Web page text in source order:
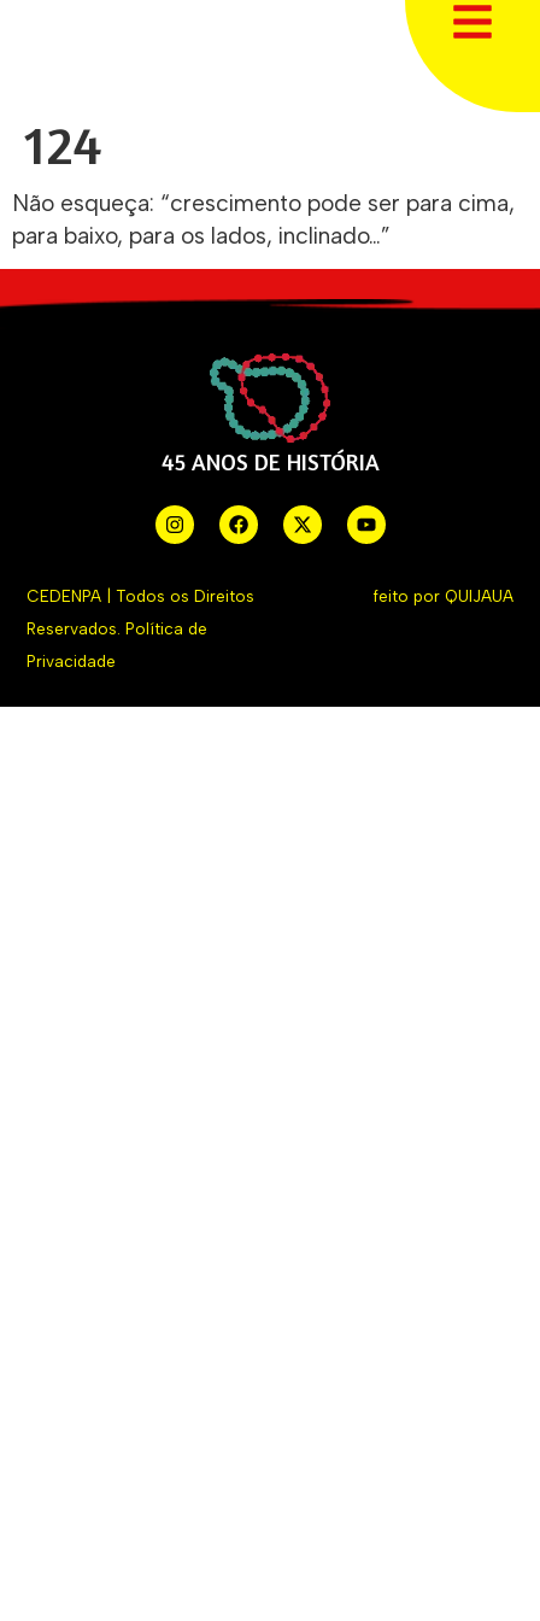
124
Não esqueça: “crescimento pode ser para cima,
para baixo, para os lados, inclinado…”
45 ANOS DE HISTÓRIA
CEDENPA | Todos os Direitos
Reservados.Política de
Privacidade
feito por QUIJAUA